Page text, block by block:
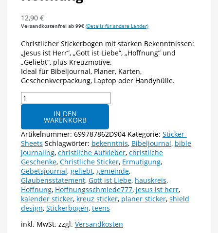
12,90 €
Versandkostenfrei ab 99€ (Details für andere Länder)
Christlicher Stickerbogen mit starken Bekenntnissen:
„Jesus ist Herr“, „Gott ist Liebe“, „Hoffnung“ und
„Geliebt“, plus Kreuzmotive.
Ideal für Bibeljournal, Planer, Karten,
Geschenkverpackung, Laptop oder Handyhülle.
Stickerbogen
„Jesus
-
Gott
ist
Liebe
&
Hoffnung
Menge
IN DEN
WARENKORB
Artikelnummer: 699787862D904 Kategorie: Sticker-
Sheets Schlagwörter: bekenntnis, Bibeljournal, bible
journaling, christliche Aufkleber, christliche
Geschenke, Christliche Sticker, Ermutigung,
Gebetsjournal, geliebt, gemeinde,
Glaubensstatement, Gott ist Liebe, hauskreis,
Hoffnung, Hoffnungsschmiede777, jesus ist herr,
kalender sticker, kreuz sticker, planer sticker, shield
design, Stickerbogen, teens
inkl. MwSt. zzgl. Versandkosten